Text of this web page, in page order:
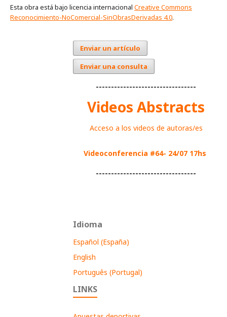
Esta obra está bajo licencia internacional Creative Commons
Reconocimiento-NoComercial-SinObrasDerivadas 4.0.
Enviar un artículo
Enviar una consulta
---------------------------------
Videos Abstracts
Acceso a los videos de autoras/es
Videoconferencia #64- 24/07 17hs
---------------------------------
Idioma
Español (España)
English
Português (Portugal)
LINKS